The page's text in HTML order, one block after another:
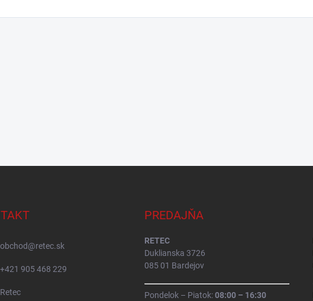
obchod@retec.sk
+421 905 468 229
Retec
PREDAJŇA
RETEC
Duklianska 3726
085 01 Bardejov
Pondelok – Piatok:08:00 – 16:30